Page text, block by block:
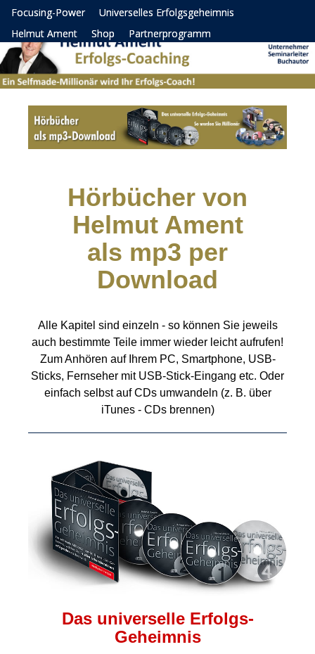
Focusing-Power
Universelles Erfolgsgeheimnis
Helmut Ament
Shop Partnerprogramm
Hörbücher von
Helmut Ament
als mp3 per
Download
Alle Kapitel sind einzeln - so können Sie jeweils
auch bestimmte Teile immer wieder leicht aufrufen!
Zum Anhören auf Ihrem PC, Smartphone, USB-
Sticks, Fernseher mit USB-Stick-Eingang etc. Oder
einfach selbst auf CDs umwandeln (z. B. über
iTunes - CDs brennen)
Das universelle Erfolgs-
Geheimnis